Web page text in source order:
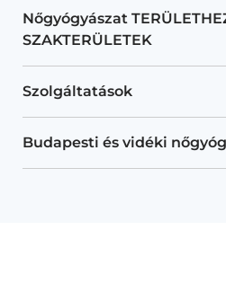
Nőgyógyászat
SZAKTERÜLETEK
Szolgáltatások
Budapesti és vidéki